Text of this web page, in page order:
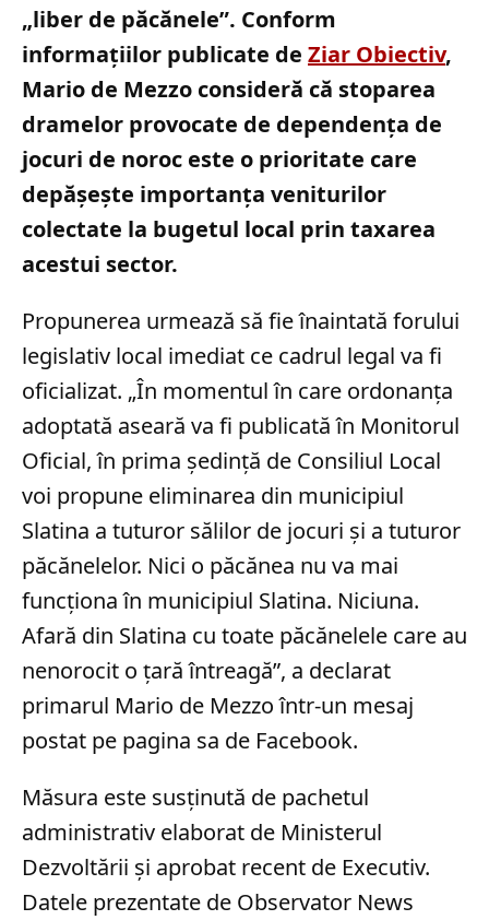
„liber de păcănele”. Conform
informațiilor publicate de Ziar Obiectiv,
Mario de Mezzo consideră că stoparea
dramelor provocate de dependența de
jocuri de noroc este o prioritate care
depășește importanța veniturilor
colectate la bugetul local prin taxarea
acestui sector.
Propunerea urmează să fie înaintată forului
legislativ local imediat ce cadrul legal va fi
oficializat. „În momentul în care ordonanța
adoptată aseară va fi publicată în Monitorul
Oficial, în prima ședință de Consiliul Local
voi propune eliminarea din municipiul
Slatina a tuturor sălilor de jocuri și a tuturor
păcănelelor. Nici o păcănea nu va mai
funcționa în municipiul Slatina. Niciuna.
Afară din Slatina cu toate păcănelele care au
nenorocit o țară întreagă​”, a declarat
primarul Mario de Mezzo într-un mesaj
postat pe pagina sa de Facebook.
Măsura este susținută de pachetul
administrativ elaborat de Ministerul
Dezvoltării și aprobat recent de Executiv.
Datele prezentate de Observator News